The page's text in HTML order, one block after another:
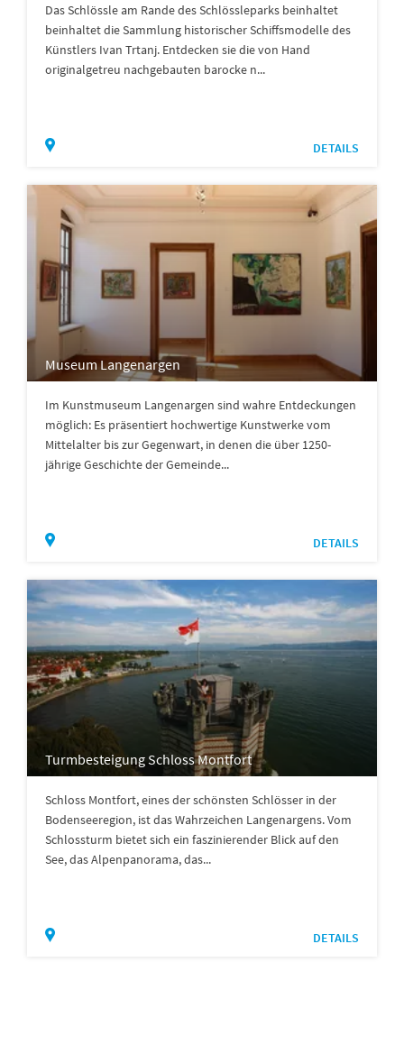
Das Schlössle am Rande des Schlössleparks beinhaltet
beinhaltet die Sammlung historischer Schiffsmodelle des
Künstlers Ivan Trtanj. Entdecken sie die von Hand
originalgetreu nachgebauten barocke n...
DETAILS
Museum Langenargen
Im Kunstmuseum Langenargen sind wahre Entdeckungen
möglich: Es präsentiert hochwertige Kunstwerke vom
Mittelalter bis zur Gegenwart, in denen die über 1250-
jährige Geschichte der Gemeinde...
DETAILS
Turmbesteigung Schloss Montfort
Schloss Montfort, eines der schönsten Schlösser in der
Bodenseeregion, ist das Wahrzeichen Langenargens. Vom
Schlossturm bietet sich ein faszinierender Blick auf den
See, das Alpenpanorama, das...
DETAILS